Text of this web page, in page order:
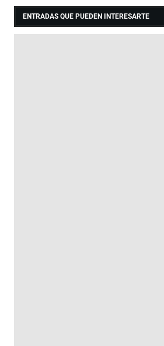
ENTRADAS QUE PUEDEN INTERESARTE